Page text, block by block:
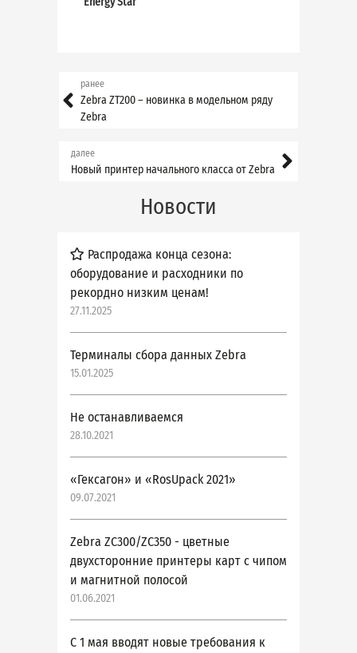
ранее
Zebra ZT200 – новинка в модельном ряду
Zebra
далее
Новый принтер начального класса от Zebra
Новости
Распродажа конца сезона:
оборудование и расходники по
рекордно низким ценам!
27.11.2025
Терминалы сбора данных Zebra
15.01.2025
Не останавливаемся
28.10.2021
«Гексагон» и «RosUpack 2021»
09.07.2021
Zebra ZC300/ZC350 - цветные
двухсторонние принтеры карт с чипом
и магнитной полосой
01.06.2021
С 1 мая вводят новые требования к